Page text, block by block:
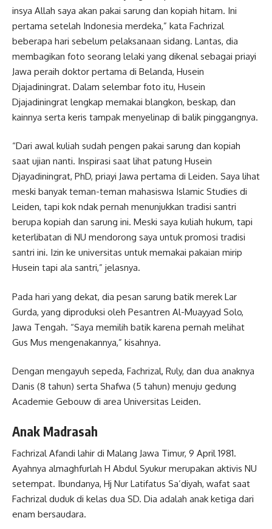
insya Allah saya akan pakai sarung dan kopiah hitam. Ini
pertama setelah Indonesia merdeka,” kata Fachrizal
beberapa hari sebelum pelaksanaan sidang. Lantas, dia
membagikan foto seorang lelaki yang dikenal sebagai priayi
Jawa peraih doktor pertama di Belanda, Husein
Djajadiningrat. Dalam selembar foto itu, Husein
Djajadiningrat lengkap memakai blangkon, beskap, dan
kainnya serta keris tampak menyelinap di balik pinggangnya.
“Dari awal kuliah sudah pengen pakai sarung dan kopiah
saat ujian nanti. Inspirasi saat lihat patung Husein
Djayadiningrat, PhD, priayi Jawa pertama di Leiden. Saya lihat
meski banyak teman-teman mahasiswa Islamic Studies di
Leiden, tapi kok ndak pernah menunjukkan tradisi santri
berupa kopiah dan sarung ini. Meski saya kuliah hukum, tapi
keterlibatan di NU mendorong saya untuk promosi tradisi
santri ini. Izin ke universitas untuk memakai pakaian mirip
Husein tapi ala santri,” jelasnya.
Pada hari yang dekat, dia pesan sarung batik merek Lar
Gurda, yang diproduksi oleh Pesantren Al-Muayyad Solo,
Jawa Tengah. “Saya memilih batik karena pernah melihat
Gus Mus mengenakannya,” kisahnya.
Dengan mengayuh sepeda, Fachrizal, Ruly, dan dua anaknya
Danis (8 tahun) serta Shafwa (5 tahun) menuju gedung
Academie Gebouw di area Universitas Leiden.
Anak Madrasah
Fachrizal Afandi lahir di Malang Jawa Timur, 9 April 1981.
Ayahnya almaghfurlah H Abdul Syukur merupakan aktivis NU
setempat. Ibundanya, Hj Nur Latifatus Sa’diyah, wafat saat
Fachrizal duduk di kelas dua SD. Dia adalah anak ketiga dari
enam bersaudara.